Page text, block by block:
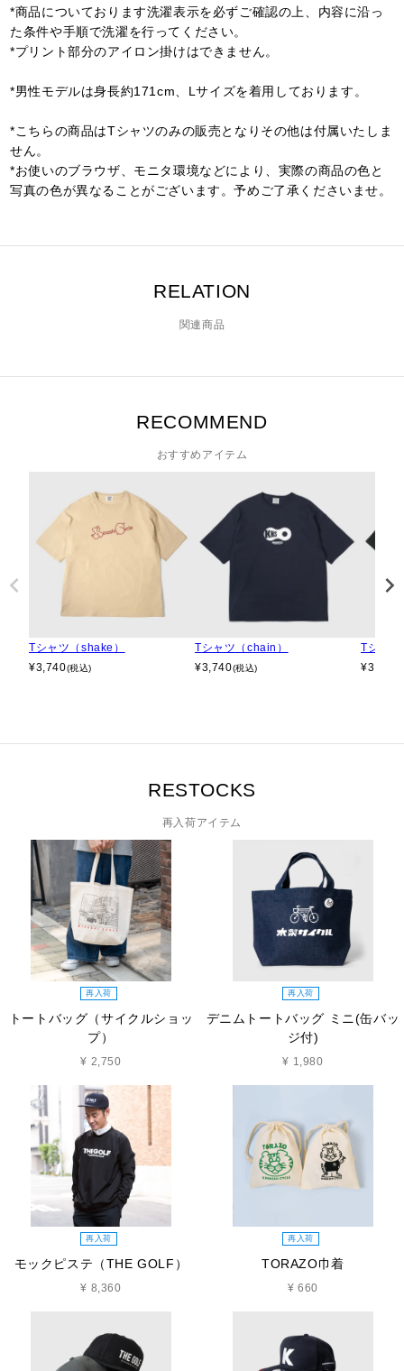
*商品についております洗濯表示を必ずご確認の上、内容に沿っ
た条件や手順で洗濯を行ってください。
*プリント部分のアイロン掛けはできません。
*男性モデルは身長約171cm、Lサイズを着用しております。
*こちらの商品はTシャツのみの販売となりその他は付属いたしま
せん。
*お使いのブラウザ、モニタ環境などにより、実際の商品の色と
写真の色が異なることがございます。予めご了承くださいませ。
RELATION
関連商品
RECOMMEND
おすすめアイテム
Tシャツ（shake）
¥3,740(税込)
Tシャツ（chain）
¥3,740(税込)
Tシャ
¥3,740
RESTOCKS
再入荷アイテム
再入荷
トートバッグ（サイクルショッ
プ）
¥ 2,750
再入荷
デニムトートバッグ ミニ(缶バッ
ジ付)
¥ 1,980
再入荷
モックピステ（THE GOLF）
¥ 8,360
再入荷
TORAZO巾着
¥ 660